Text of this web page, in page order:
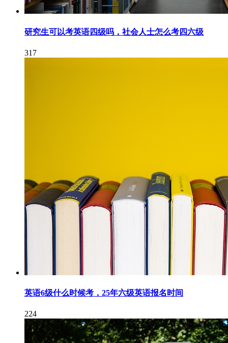
研究生可以考英语四级吗，社会人士怎么考四六级
317
英语6级什么时候考，25年六级英语报名时间
224